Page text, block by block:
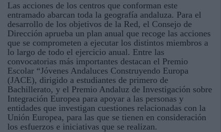
Las acciones de los centros que conforman este
entramado abarcan toda la geografía andaluza. Para el
desarrollo de los objetivos de la Red, el Consejo de
Dirección aprueba un plan anual que recoge las acciones
que se comprometen a ejecutar los distintos miembros a
lo largo de todo el ejercicio anual. Entre las
convocatorias más importantes destacan el Premio
Escolar “Jóvenes Andaluces Construyendo Europa
(JACE), dirigido a estudiantes de primero de
Bachillerato, y el Premio Andaluz de Investigación sobre
Integración Europea para apoyar a las personas y
entidades que investigan cuestiones relacionadas con la
Unión Europea, para las que se tienen en consideración
los esfuerzos e iniciativas que se realizan.